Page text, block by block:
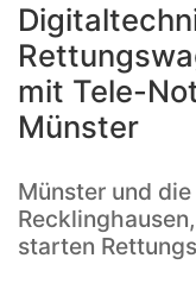
mit Tele-
Münster
Münster und
starten